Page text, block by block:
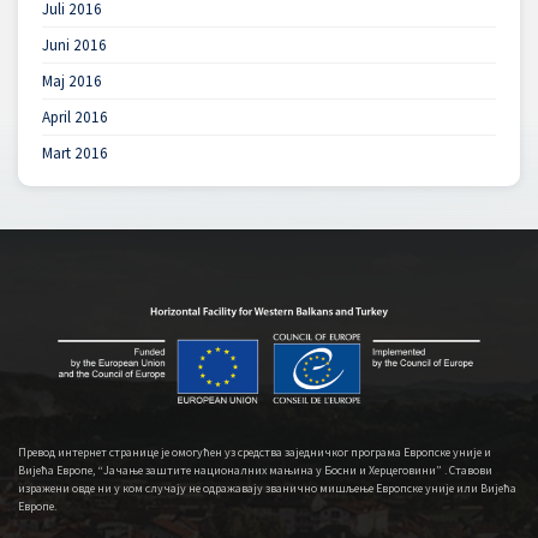
Juli 2016
Juni 2016
Maj 2016
April 2016
Mart 2016
Превод интернет странице је омогућен уз средства заједничког програма Европске уније и
Вијећа Европе, “Јачање заштите националних мањина у Босни и Херцеговини” . Ставови
изражени овде ни у ком случају не одражавају званично мишљење Европске уније или Вијећа
Европе.